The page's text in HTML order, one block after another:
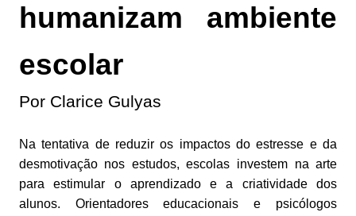
humanizam ambiente
escolar
Por Clarice Gulyas
Na tentativa de reduzir os impactos do estresse e da
desmotivação nos estudos, escolas investem na arte
para estimular o aprendizado e a criatividade dos
alunos. Orientadores educacionais e psicólogos